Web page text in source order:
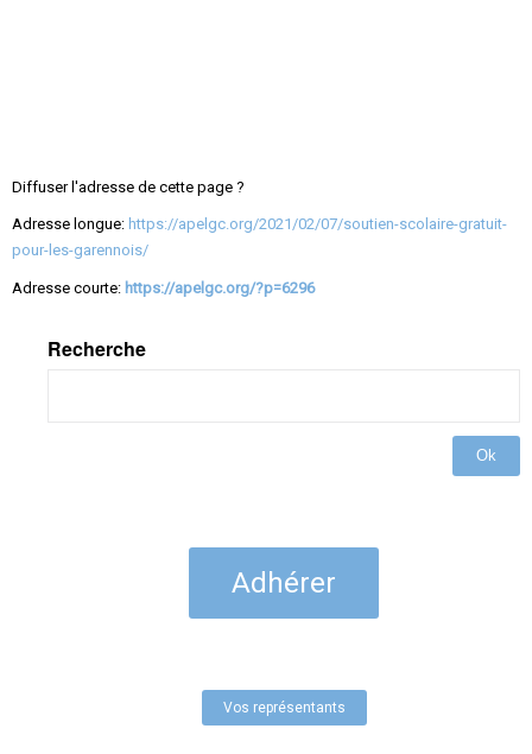
Diffuser l'adresse de cette page ?
Adresse longue: https://apelgc.org/2021/02/07/soutien-scolaire-gratuit-
pour-les-garennois/
Adresse courte: https://apelgc.org/?p=6296
Recherche
Ok
Adhérer
Vos représentants